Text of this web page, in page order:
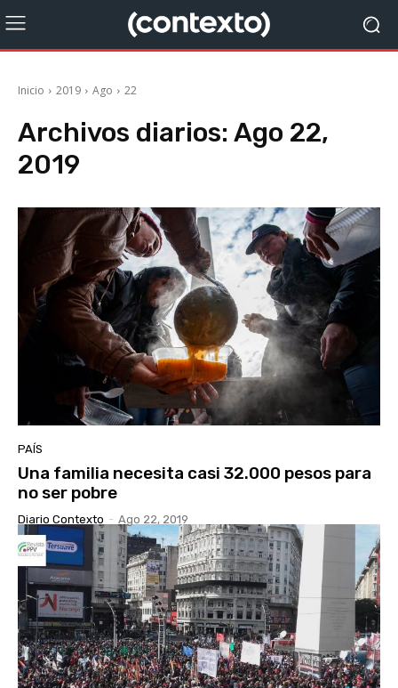
Inicio 2019 Ago 22
Archivos diarios: Ago 22,
2019
PAÍS
Una familia necesita casi 32.000 pesos para
no ser pobre
Diario Contexto - Ago 22, 2019